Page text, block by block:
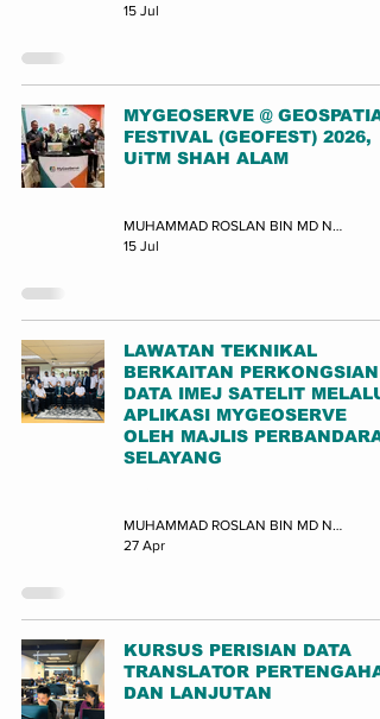
15 Jul
MYGEOSERVE @
FESTIVAL (GEOFEST) 2026,
UiTM SHAH ALAM
MUHAMMAD ROSLAN BIN MD NOR (JUPEM-BPDGN)
15 Jul
LAWATAN TEKNIKAL
BERKAITAN PERKONGSIAN
DATA IMEJ SATELIT
APLIKASI MYGEOSERVE
OLEH MAJLIS
SELAYANG
MUHAMMAD ROSLAN BIN MD NOR (JUPEM-BPDGN)
27 Apr
KURSUS PERISIAN DATA
TRANSLATOR
DAN LANJUTAN